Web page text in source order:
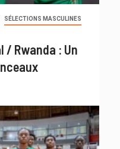
SÉLECTIONS MASCULINES
/ Rwanda : Un